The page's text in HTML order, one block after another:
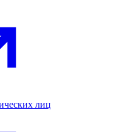
лиц